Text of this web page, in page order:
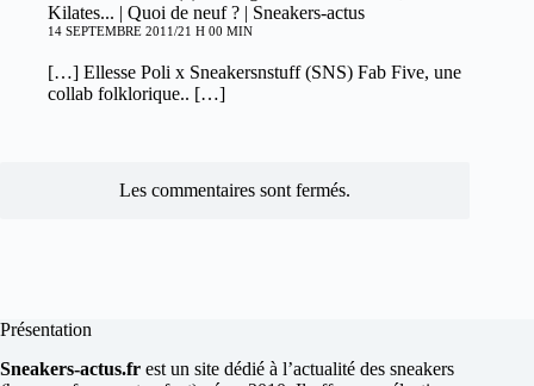
Kilates... | Quoi de neuf ? | Sneakers-actus
14 SEPTEMBRE 2011/21 H 00 MIN
[…] Ellesse Poli x Sneakersnstuff (SNS) Fab Five, une
collab folklorique.. […]
Les commentaires sont fermés.
Présentation
Sneakers-actus.fr est un site dédié à l’actualité des sneakers